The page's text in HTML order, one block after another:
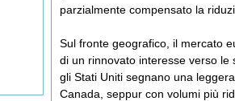
parzialmente compensato la
Sul fronte geografico, il mercato
di un rinnovato interesse verso
gli Stati Uniti segnano una
Canada, seppur con volumi più